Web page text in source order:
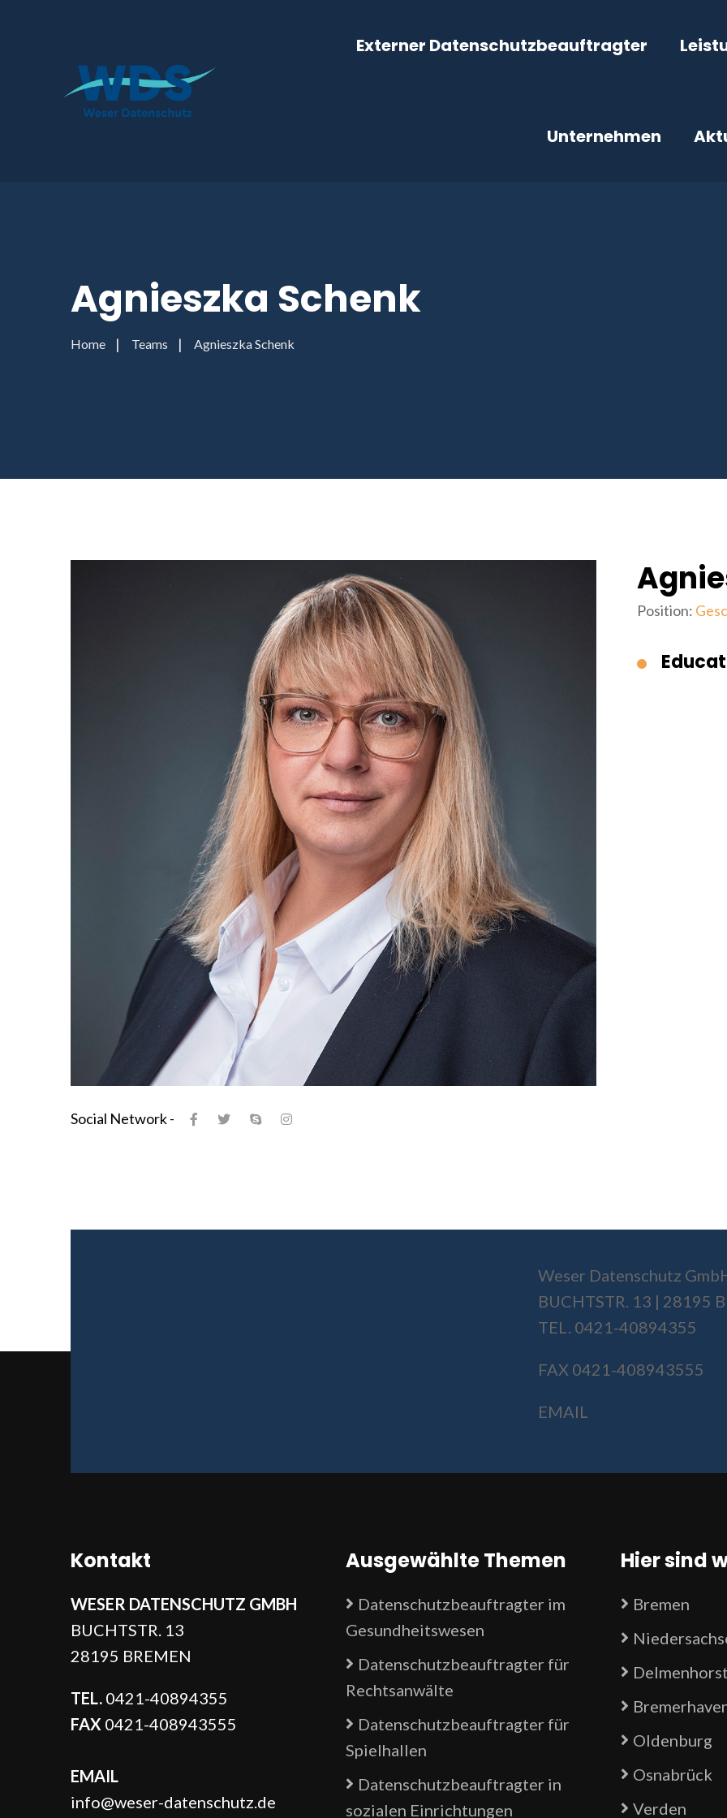
Externer Datenschutzbeauftragter
Unternehmen
Agnieszka Schenk
Home Teams Agnieszka Schenk
Social Network -
Position:
Weser Datenschutz
BUCHTSTR. 13 | 28195
TEL. 0421-40894355
FAX 0421-408943555
EMAIL
Kontakt
WESER DATENSCHUTZ GMBH
BUCHTSTR. 13
28195 BREMEN
TEL. 0421-40894355
FAX 0421-408943555
EMAIL
info@weser-datenschutz.de
Ausgewählte Themen
Datenschutzbeauftragter im
Gesundheitswesen
Datenschutzbeauftragter für
Rechtsanwälte
Datenschutzbeauftragter für
Spielhallen
Datenschutzbeauftragter in
sozialen Einrichtungen
Hier sind
Bremen
Delmenhorst
Oldenburg
Osnabrück
Verden